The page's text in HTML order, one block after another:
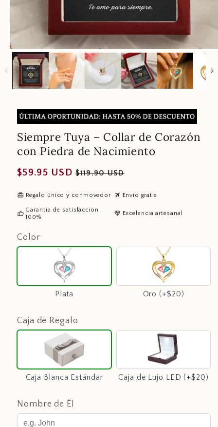
Siempre Tuya – Collar de Corazón
con Piedra de Nacimiento
Regular
$59.95 USD Sale
$119.90 USD
redeem Regalo único y conmovedor travel Envío gratis
thumb_up Garantía de satisfacción
100%
diamond Excelencia artesanal
Color
Plata
Plata
Oro (+$20)
Oro
(+$20)
Caja de Regalo
Caja Blanca Estándar
Caja
Blanca
Estándar
Caja de Lujo LED (+$20)
Caja
Lujo
LED
(+$20)
Nombre de Él